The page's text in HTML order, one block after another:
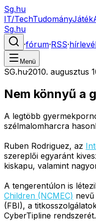
Sg.hu
IT/TechTudományJáték
Sg.hu
·fórum·RSS·
Menü
SG.hu·2010. augusztus
Nem könnyű a
A legtöbb
szélmalomharcra
Ruben Rodriguez, az
szereplői egyaránt
kiskapu, valamint
A tengerentúlon is
Children (NCMEC)
(FBI), a
CyberTipline